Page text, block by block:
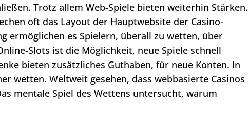
Trotz allem Web-Spiele bieten weiterhin Stärken.
oft das Layout der Hauptwebsite der Casino-
ermöglichen es Spielern, überall zu wetten, über
Slots ist die Möglichkeit, neue Spiele schnell
bieten zusätzliches Guthaben, für neue Konten. In
wetten. Weltweit gesehen, dass webbasierte Casinos
mentale Spiel des Wettens untersucht, warum